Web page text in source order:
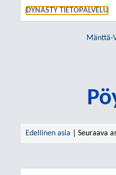
DYNASTY TIETOPALVELU
Mänttä-
Edellinen asia | Seuraava